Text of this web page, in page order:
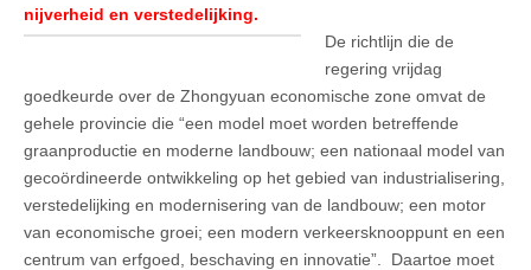
nijverheid en verstedelijking.
De richtlijn die de
regering vrijdag
goedkeurde over de Zhongyuan economische zone omvat de
gehele provincie die “een model moet worden betreffende
graanproductie en moderne landbouw; een nationaal model van
gecoördineerde ontwikkeling op het gebied van industrialisering,
verstedelijking en modernisering van de landbouw; een motor
van economische groei; een modern verkeersknooppunt en een
centrum van erfgoed, beschaving en innovatie”. Daartoe moet